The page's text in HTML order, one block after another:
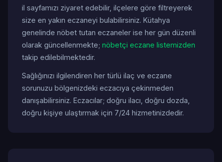
il sayfamızı ziyaret edebilir, ilçelere göre filtreyerek
size en yakın eczaneyi bulabilirsiniz. Kütahya
genelinde nöbet tutan eczaneler ise her gün düzenli
olarak güncellenmekte; nöbetçi eczane listemizden
takip edilebilmektedir.
Sağlığınızı ilgilendiren her türlü ilaç ve eczane
sorunuzu bölgenizdeki eczacıya çekinmeden
danışabilirsiniz. Eczacılar; doğru ilacı, doğru dozda,
doğru kişiye ulaştırmak için 7/24 hizmetinizdedir.